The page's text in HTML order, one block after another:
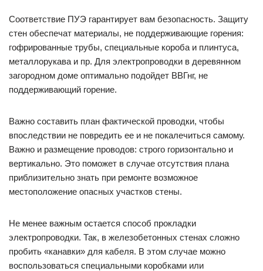
Соответствие ПУЭ гарантирует вам безопасность. Защиту
стен обеспечат материалы, не поддерживающие горения:
гофрированные трубы, специальные короба и плинтуса,
металлорукава и пр. Для электропроводки в деревянном
загородном доме оптимально подойдет ВВГнг, не
поддерживающий горение.
Важно составить план фактической проводки, чтобы
впоследствии не повредить ее и не покалечиться самому.
Важно и размещение проводов: строго горизонтально и
вертикально. Это поможет в случае отсутствия плана
приблизительно знать при ремонте возможное
местоположение опасных участков стены.
Не менее важным остается способ прокладки
электропроводки. Так, в железобетонных стенах сложно
пробить «канавки» для кабеля. В этом случае можно
воспользоваться специальными коробками или